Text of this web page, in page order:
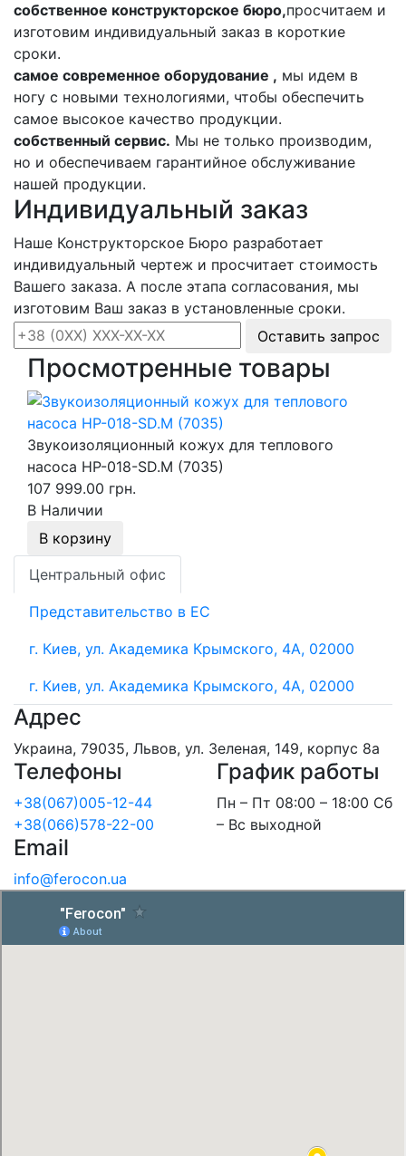
собственное конструкторское бюро,просчитаем и
изготовим индивидуальный заказ в короткие
сроки.
самое современное оборудование , мы идем в
ногу с новыми технологиями, чтобы обеспечить
самое высокое качество продукции.
собственный сервис. Мы не только производим,
но и обеспечиваем гарантийное обслуживание
нашей продукции.
Индивидуальный заказ
Наше Конструкторское Бюро разработает
индивидуальный чертеж и просчитает стоимость
Вашего заказа. А после этапа согласования, мы
изготовим Ваш заказ в установленные сроки.
Оставить запрос
Просмотренные товары
Звукоизоляционный кожух для теплового
насоса HP-018-SD.M (7035)
107 999.00 грн.
В Наличии
В корзину
Центральный офис
Представительство в ЕС
г. Киев, ул. Академика Крымского, 4А, 02000
г. Киев, ул. Академика Крымского, 4А, 02000
Адрес
Украина, 79035, Львов, ул. Зеленая, 149, корпус 8а
Телефоны
+38(067)005-12-44
+38(066)578-22-00
График работы
Пн – Пт 08:00 – 18:00 Сб
– Вс выходной
Email
info@ferocon.ua